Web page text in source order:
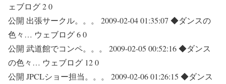
ェブログ 2 0
公開 出張サークル。。。 2009-02-04 01:35:07 ◆ダンスの
色々… ウェブログ 6 0
公開 武道館でコンペ。。。 2009-02-05 00:52:16 ◆ダンス
の色々… ウェブログ 12 0
公開 JPCLショー担当。。。 2009-02-06 01:26:15 ◆ダンス